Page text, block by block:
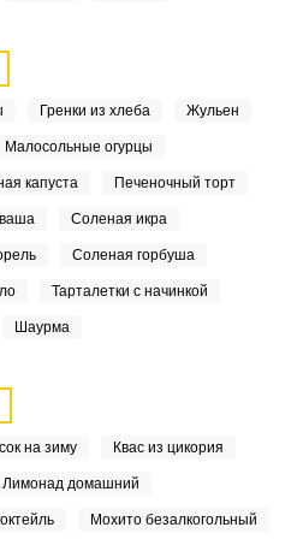
Гренки из хлеба Жульен
Малосольные огурцы
капуста Печеночный торт
Соленая икра
Соленая горбуша
Тарталетки с начинкой
Шаурма
на зиму Квас из цикория
Лимонад домашний
Мохито безалкогольный